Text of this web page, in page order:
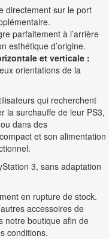
directement sur le port
parfaitement à l’arrière
esthétique d’origine.
et verticale :
orientations de la
qui recherchent
la surchauffe de leur PS3,
dans des
et son alimentation
3, sans adaptation
en rupture de stock.
accessoires de
notre boutique afin de
conditions.